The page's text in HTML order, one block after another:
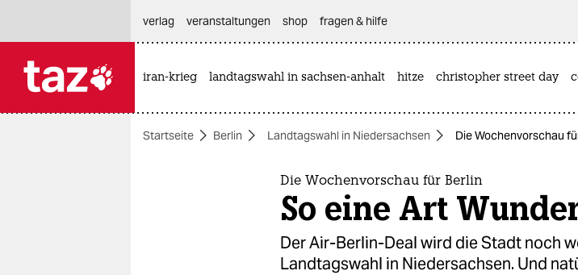
themen
verlag
veranstaltungen shop fragen & hilfe
iran-krieg landtagswahl in sachsen-anhalt hitze christopher street day
Startseite Berlin Landtagswahl in Niedersachsen Die Wochenvorschau
Die Wochenvorschau für Berlin
So eine Art
Der Air-Berlin-Deal wird die Stadt noch
Landtagswahl in Niedersachsen. Und